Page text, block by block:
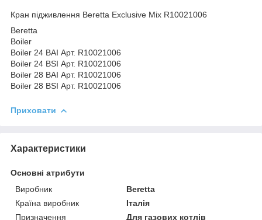
Кран підживлення Beretta Exclusive Mix R10021006
Beretta
Boiler
Boiler 24 BAI Арт. R10021006
Boiler 24 BSI Арт. R10021006
Boiler 28 BAI Арт. R10021006
Boiler 28 BSI Арт. R10021006
Приховати
Характеристики
Основні атрибути
Виробник
Beretta
Країна виробник
Італія
Призначення
Для газових котлів